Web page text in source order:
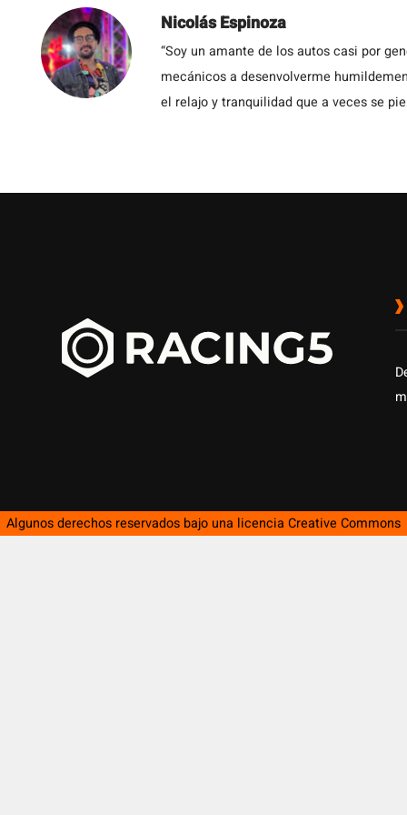
Nicolás Espinoza
“Soy un amante de los autos casi por
mecánicos a desenvolverme
el relajo y tranquilidad que a veces se
Algunos derechos reservados bajo una licencia Creative Commons